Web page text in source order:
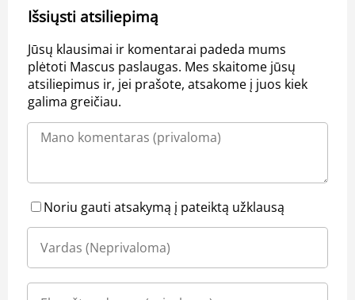
Išsiųsti atsiliepimą
Jūsų klausimai ir komentarai padeda mums
plėtoti Mascus paslaugas. Mes skaitome jūsų
atsiliepimus ir, jei prašote, atsakome į juos kiek
galima greičiau.
Noriu gauti atsakymą į pateiktą užklausą